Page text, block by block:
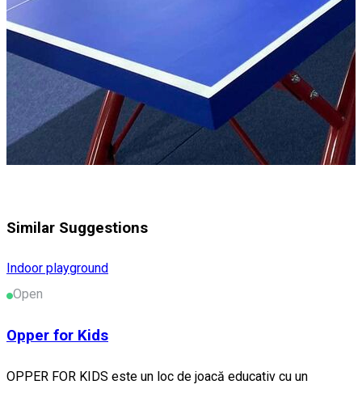
Similar Suggestions
Indoor playground
Open
Opper for Kids
OPPER FOR KIDS este un loc de joacă educativ cu un